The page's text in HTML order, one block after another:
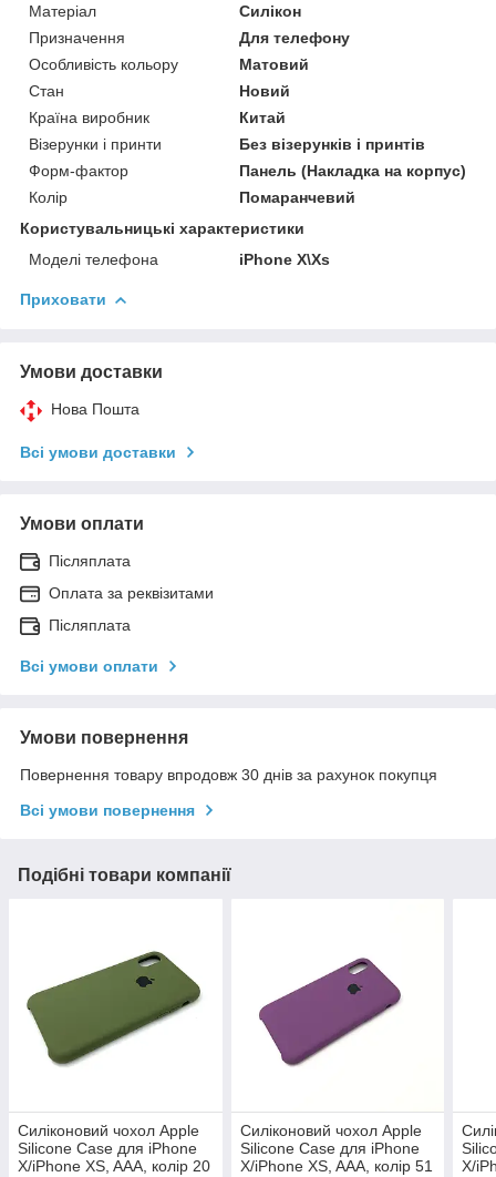
Матеріал
Силікон
Призначення
Для телефону
Особливість кольору
Матовий
Стан
Новий
Країна виробник
Китай
Візерунки і принти
Без візерунків і принтів
Форм-фактор
Панель (Накладка на корпус)
Колір
Помаранчевий
Користувальницькі характеристики
Моделі телефона
iPhone X\Xs
Приховати
Умови доставки
Нова Пошта
Всі умови доставки
Умови оплати
Післяплата
Оплата за реквізитами
Післяплата
Всі умови оплати
Умови повернення
Повернення товару впродовж 30 днів за рахунок покупця
Всі умови повернення
Подібні товари компанії
Силіконовий чохол Apple
Silicone Case для iPhone
X/iPhone XS, AAA, колір 20
Силіконовий чохол Apple
Silicone Case для iPhone
X/iPhone XS, AAA, колір 51
X/